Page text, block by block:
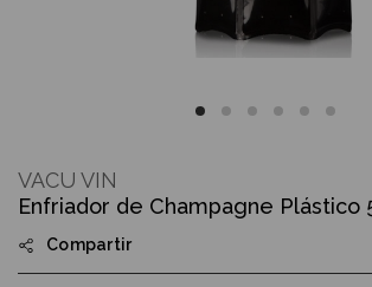
the
beginning
the
images
Enfriador de Champagne Plástico
Compartir
VACU VIN